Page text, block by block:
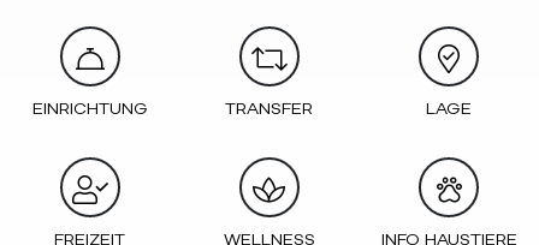
EINRICHTUNG TRANSFER LAGE
FREIZEIT WELLNESS INFO HAUSTIERE